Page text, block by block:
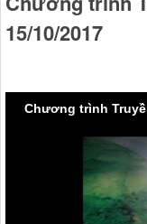
15/10/2017